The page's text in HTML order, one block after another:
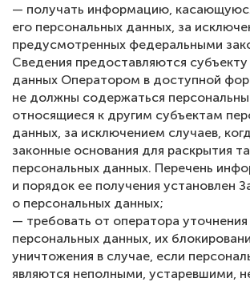
— получать информацию,
его персональных данных, за
предусмотренных федеральными
Сведения предоставляются
данных Оператором в доступной
не должны содержаться
относящиеся к другим субъектам
данных, за исключением случаев,
законные основания для раскрытия
персональных данных. Перечень
и порядок ее получения установлен
о персональных данных;
— требовать от оператора уточнения
персональных данных, их
уничтожения в случае, если
являются неполными, устаревшими,